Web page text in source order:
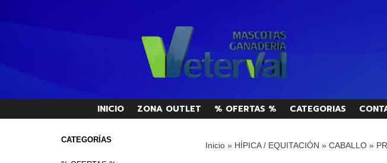
INICIO ZONA OUTLET % OFERTAS % CATEGORIAS
CATEGORÍAS
Inicio» HÍPICA / EQUITACIÓN » CABALLO»